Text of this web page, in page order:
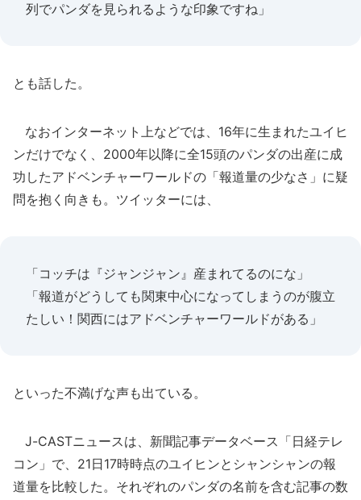
列でパンダを見られるような印象ですね」
とも話した。
なおインターネット上などでは、16年に生まれたユイヒ
ンだけでなく、2000年以降に全15頭のパンダの出産に成
功したアドベンチャーワールドの「報道量の少なさ」に疑
問を抱く向きも。ツイッターには、
「コッチは『ジャンジャン』産まれてるのにな」
「報道がどうしても関東中心になってしまうのが腹立
たしい！関西にはアドベンチャーワールドがある」
といった不満げな声も出ている。
J-CASTニュースは、新聞記事データベース「日経テレ
コン」で、21日17時時点のユイヒンとシャンシャンの報
道量を比較した。それぞれのパンダの名前を含む記事の数